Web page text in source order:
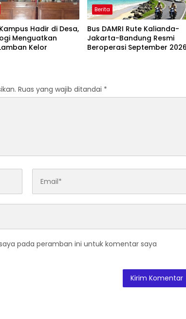
Hadir di Desa,
Menguatkan
Kelor
Berita
‎Bus DAMRI Rute Kalianda-
Jakarta-Bandung Resmi
Ruas yang wajib ditandai *
pada peramban ini untuk komentar saya